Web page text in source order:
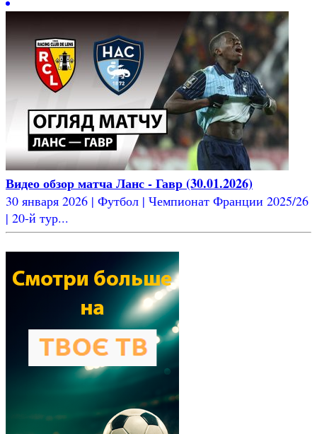
Видео обзор матча Ланс - Гавр (30.01.2026)
30 января 2026 | Футбол | Чемпионат Франции 2025/26
| 20-й тур...